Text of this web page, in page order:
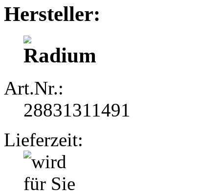
Hersteller:
Art.Nr.:
28831311491
Lieferzeit: